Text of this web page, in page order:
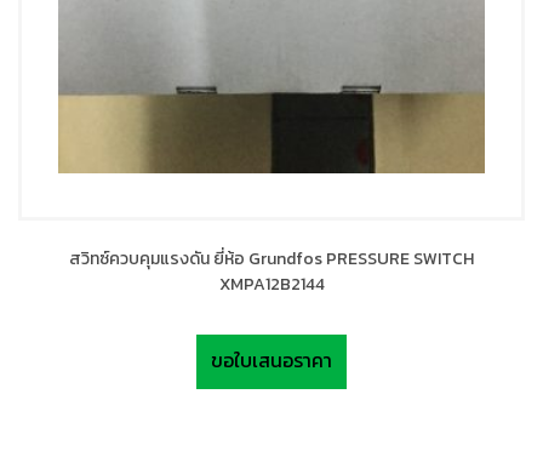
สวิทซ์ควบคุมแรงดัน ยี่ห้อ Grundfos PRESSURE SWITCH
XMPA12B2144
ขอใบเสนอราคา